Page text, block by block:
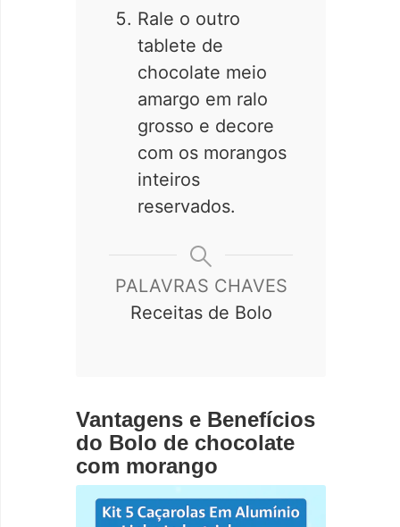
Rale o outro
tablete de
chocolate meio
amargo em ralo
grosso e decore
com os morangos
inteiros
reservados.
PALAVRAS CHAVES
Receitas de Bolo
Vantagens e Benefícios
do Bolo de chocolate
com morango